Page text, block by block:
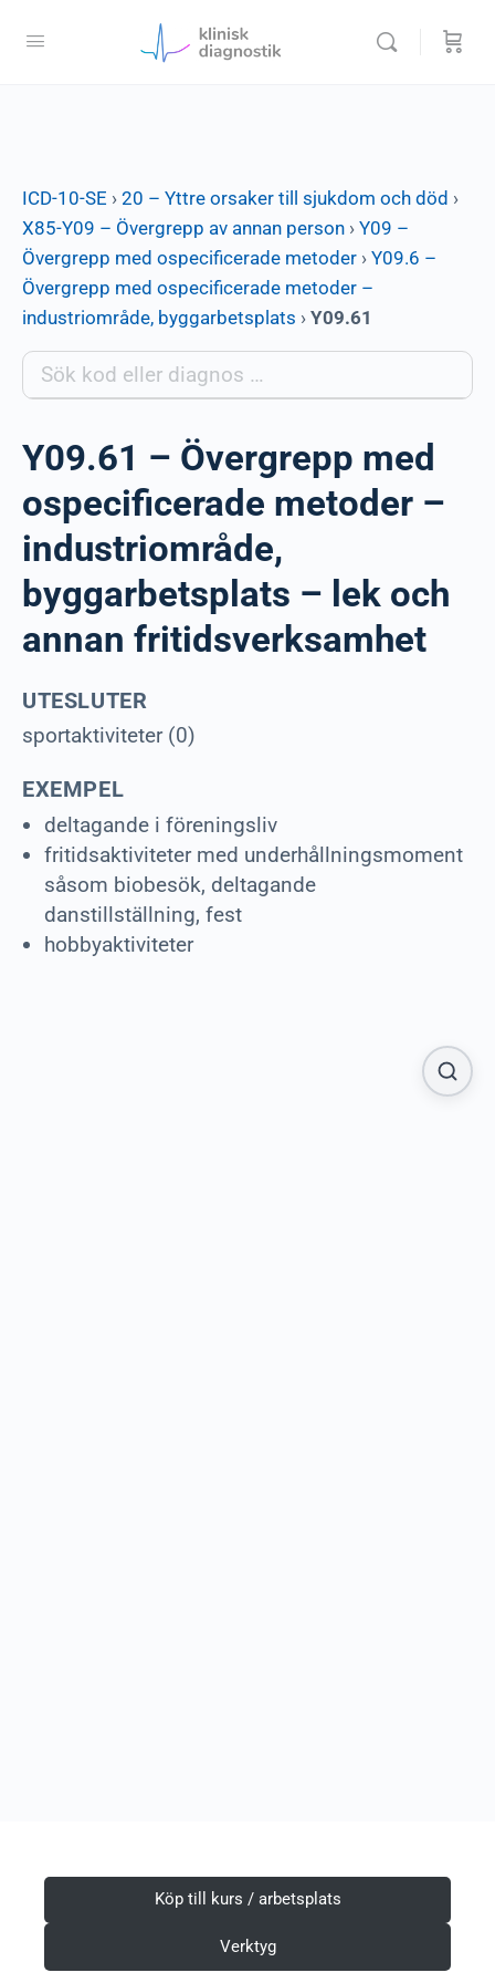
ICD-10-SE › 20 – Yttre orsaker till sjukdom och död ›
X85-Y09 – Övergrepp av annan person › Y09 –
Övergrepp med ospecificerade metoder › Y09.6 –
Övergrepp med ospecificerade metoder –
industriområde, byggarbetsplats › Y09.61
Y09.61 – Övergrepp med
ospecificerade metoder –
industriområde,
byggarbetsplats – lek och
annan fritidsverksamhet
UTESLUTER
sportaktiviteter (0)
EXEMPEL
deltagande i föreningsliv
fritidsaktiviteter med underhållningsmoment
såsom biobesök, deltagande
danstillställning, fest
hobbyaktiviteter
Köp till kurs / arbetsplats
Verktyg